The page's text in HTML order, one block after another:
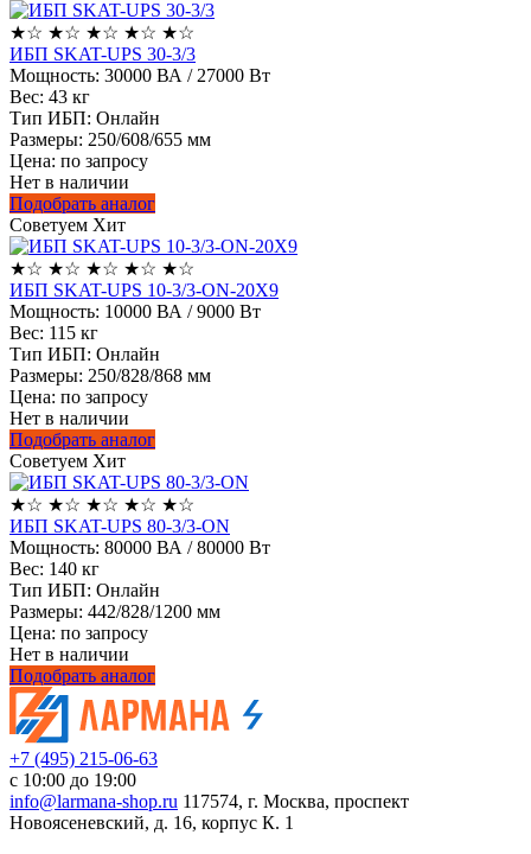
★☆ ★☆ ★☆ ★☆ ★☆
ИБП SKAT-UPS 30-3/3
Мощность: 30000 ВА / 27000 Вт
Вес: 43 кг
Тип ИБП: Онлайн
Размеры: 250/608/655 мм
Цена: по запросу
Нет в наличии
Подобрать аналог
Советуем Хит
★☆ ★☆ ★☆ ★☆ ★☆
ИБП SKAT-UPS 10-3/3-ON-20X9
Мощность: 10000 ВА / 9000 Вт
Вес: 115 кг
Тип ИБП: Онлайн
Размеры: 250/828/868 мм
Цена: по запросу
Нет в наличии
Подобрать аналог
Советуем Хит
★☆ ★☆ ★☆ ★☆ ★☆
ИБП SKAT-UPS 80-3/3-ON
Мощность: 80000 ВА / 80000 Вт
Вес: 140 кг
Тип ИБП: Онлайн
Размеры: 442/828/1200 мм
Цена: по запросу
Нет в наличии
Подобрать аналог
+7 (495) 215-06-63
с 10:00 до 19:00
info@larmana-shop.ru 117574, г. Москва, проспект
Новоясеневский, д. 16, корпус К. 1